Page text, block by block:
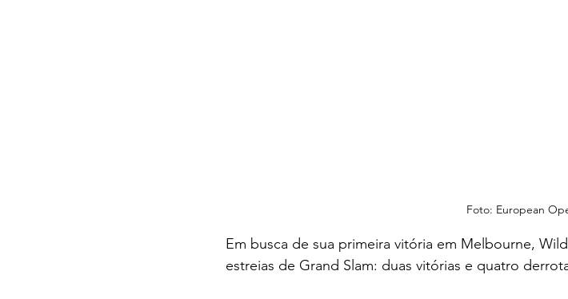
Foto: European
Em busca de sua primeira vitória em Melbourne,
estreias de Grand Slam: duas vitórias e quatro